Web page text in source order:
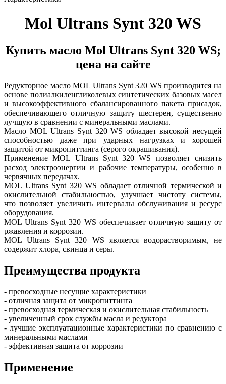
Mol Ultrans Synt 320 WS
Купить масло Mol Ultrans Synt 320 WS;
цена на сайте
Редукторное масло MOL Ultrans Synt 320 WS производится на
основе полиалкиленгликолевых синтетических базовых масел
и высокоэффективного сбалансированного пакета присадок,
обеспечивающего отличную защиту шестерен, существенно
лучшую в сравнении с минеральными маслами.
Масло MOL Ultrans Synt 320 WS обладает высокой несущей
способностью даже при ударных нагрузках и хорошей
защитой от микропиттинга (серого окрашивания).
Применение MOL Ultrans Synt 320 WS позволяет снизить
расход электроэнергии и рабочие температуры, особенно в
червячных передачах.
MOL Ultrans Synt 320 WS обладает отличной термической и
окислительной стабильностью, улучшает чистоту системы,
что позволяет увеличить интервалы обслуживания и ресурс
оборудования.
MOL Ultrans Synt 320 WS обеспечивает отличную защиту от
ржавления и коррозии.
MOL Ultrans Synt 320 WS является водорастворимым, не
содержит хлора, свинца и серы.
Преимущества продукта
- превосходные несущие характеристики
- отличная защита от микропиттинга
- превосходная термическая и окислительная стабильность
- увеличенный срок службы масла и редуктора
- лучшие эксплуатационные характеристики по сравнению с
минеральными маслами
- эффективная защита от коррозии
Применение